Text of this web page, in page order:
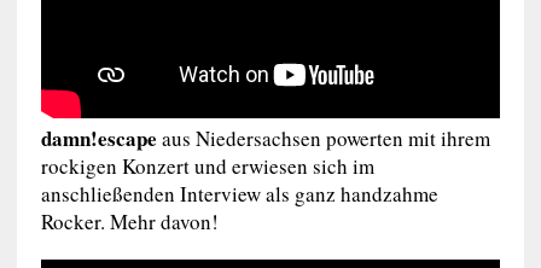
damn!escape aus Niedersachsen powerten mit ihrem
rockigen Konzert und erwiesen sich im
anschließenden Interview als ganz handzahme
Rocker. Mehr davon!